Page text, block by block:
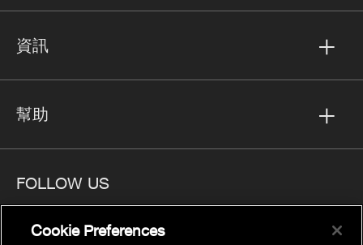
資訊
幫助
FOLLOW US
Cookie Preferences